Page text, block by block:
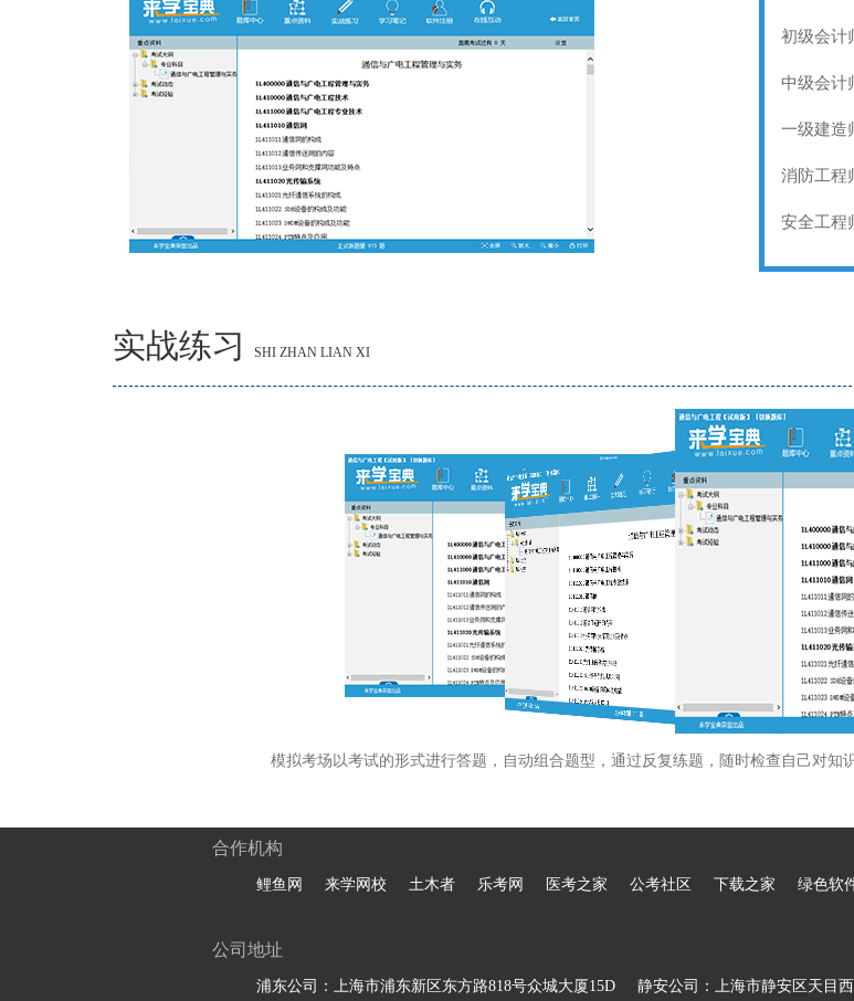
初级会计
中级会计
一级建造
消防工程
安全工程
实战练习 SHI ZHAN LIAN XI
模拟考场以考试的形式进行答题，自动组合题型，通过反复练题，随时检查自己对知
合作机构
鲤鱼网 来学网校 土木者 乐考网 医考之家 公考社区 下载之家 绿色软
公司地址
浦东公司：上海市浦东新区东方路818号众城大厦15D 静安公司：上海市静安区天目